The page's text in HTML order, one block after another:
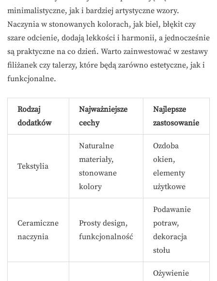
minimalistyczne, jak i bardziej artystyczne wzory.
Naczynia w stonowanych kolorach, jak biel, błękit czy
szare odcienie, dodają lekkości i harmonii, a jednocześnie
są praktyczne na co dzień. Warto zainwestować w zestawy
filiżanek czy talerzy, które będą zarówno estetyczne, jak i
funkcjonalne.
Rodzaj
dodatków
Najważniejsze
cechy
Najlepsze
zastosowanie
Tekstylia
Naturalne
materiały,
stonowane
kolory
Ozdoba
okien,
elementy
użytkowe
Ceramiczne
naczynia
Prosty design,
funkcjonalność
Podawanie
potraw,
dekoracja
stołu
Ożywienie